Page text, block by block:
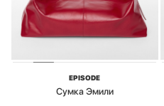
EPISODE
Сумка Эмили